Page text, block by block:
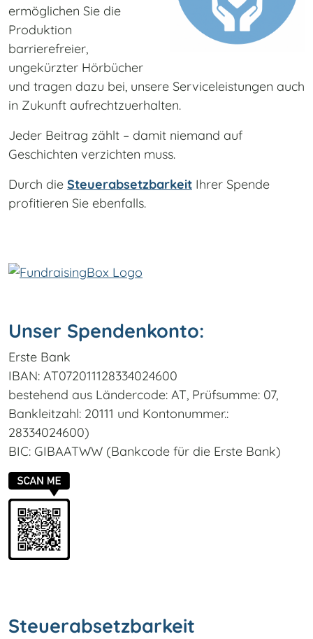
ermöglichen Sie die
Produktion
barrierefreier,
ungekürzter Hörbücher
und tragen dazu bei, unsere Serviceleistungen auch
in Zukunft aufrechtzuerhalten.
Jeder Beitrag zählt – damit niemand auf
Geschichten verzichten muss.
Durch die Steuerabsetzbarkeit Ihrer Spende
profitieren Sie ebenfalls.
Unser Spendenkonto:
Erste Bank
IBAN: AT072011128334024600
bestehend aus Ländercode: AT, Prüfsumme: 07,
Bankleitzahl: 20111 und Kontonummer.:
28334024600)
BIC: GIBAATWW (Bankcode für die Erste Bank)
Steuerabsetzbarkeit